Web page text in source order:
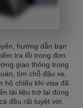
hướng dẫn bạn
tra lỗi trong đơn
giao thông trong
tìm chỗ đậu xe,
hộ chiếu khi visa đã
tài liệu trở lại đúng
đều rất tuyệt vời.